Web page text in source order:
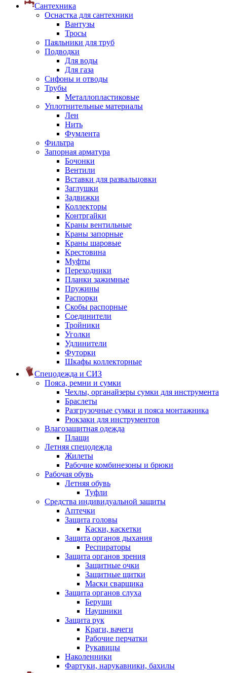
Сантехника
Оснастка для сантехники
Вантузы
Тросы
Паяльники для труб
Подводки
Для воды
Для газа
Сифоны и отводы
Трубы
Металлопластиковые
Уплотнительные материалы
Лен
Нить
Фумлента
Фильтра
Запорная арматура
Бочонки
Вентили
Вставки для развальцовки
Заглушки
Задвижки
Коллекторы
Контргайки
Краны вентильные
Краны запорные
Краны шаровые
Крестовина
Муфты
Переходники
Планки зажимные
Пружины
Распорки
Скобы распорные
Соединители
Тройники
Уголки
Удлинители
Футорки
Шкафы коллекторные
Спецодежда и СИЗ
Пояса, ремни и сумки
Чехлы, органайзеры сумки для инструмента
Браслеты
Разгрузочные сумки и пояса монтажника
Рюкзаки для инструментов
Влагозащитная одежда
Плащи
Летняя спецодежда
Жилеты
Рабочие комбинезоны и брюки
Рабочая обувь
Летняя обувь
Туфли
Средства индивидуальной защиты
Аптечки
Защита головы
Каски, каскетки
Защита органов дыхания
Респираторы
Защита органов зрения
Защитные очки
Защитные щитки
Маски сварщика
Защита органов слуха
Беруши
Наушники
Защита рук
Краги, вачеги
Рабочие перчатки
Рукавицы
Наколенники
Фартуки, нарукавники, бахилы